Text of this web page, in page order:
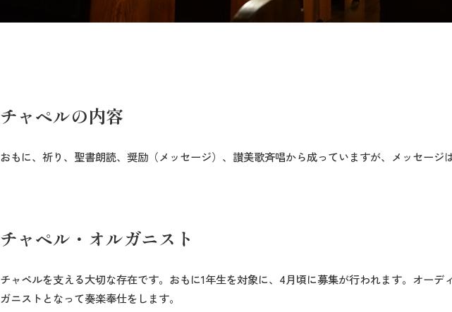
チャペルの内容
おもに、祈り、聖書朗読、奨励（メッセージ）、讃美歌斉唱から成っていますが、メッセージ
チャペル・オルガニスト
チャペルを支える大切な存在です。おもに1年生を対象に、4月頃に募集が行われます。オー
ガニストとなって奏楽奉仕をします。